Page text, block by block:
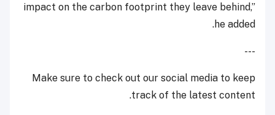
impact on the carbon footprint they leave behind,”
he added.
---
Make sure to check out our social media to keep
track of the latest content.